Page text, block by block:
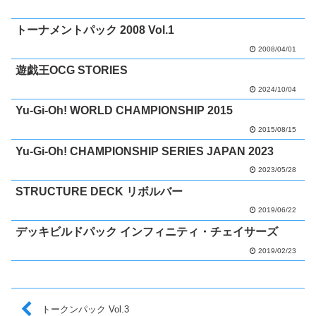
トーナメントパック 2008 Vol.1
2008/04/01
遊戯王OCG STORIES
2024/10/04
Yu-Gi-Oh! WORLD CHAMPIONSHIP 2015
2015/08/15
Yu-Gi-Oh! CHAMPIONSHIP SERIES JAPAN 2023
2023/05/28
STRUCTURE DECK リボルバー
2019/06/22
デッキビルドパック インフィニティ・チェイサーズ
2019/02/23
トークンパック Vol.3